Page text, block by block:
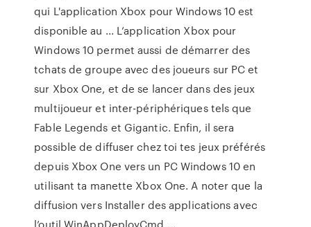
qui L'application Xbox pour Windows 10 est
disponible au ... L’application Xbox pour
Windows 10 permet aussi de démarrer des
tchats de groupe avec des joueurs sur PC et
sur Xbox One, et de se lancer dans des jeux
multijoueur et inter-périphériques tels que
Fable Legends et Gigantic. Enfin, il sera
possible de diffuser chez toi tes jeux préférés
depuis Xbox One vers un PC Windows 10 en
utilisant ta manette Xbox One. A noter que la
diffusion vers Installer des applications avec
l’outil WinAppDeployCmd ...